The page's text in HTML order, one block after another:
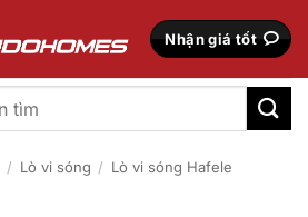
Nhận giá tốt
/ Lò vi sóng / Lò vi sóng Hafele